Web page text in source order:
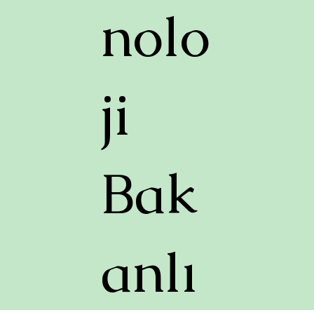
nolo
ji
Bak
anlı